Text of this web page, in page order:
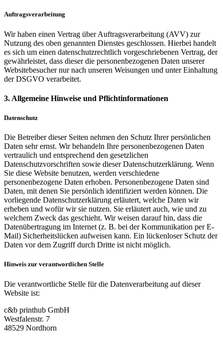
Auftragsverarbeitung
Wir haben einen Vertrag über Auftragsverarbeitung (AVV) zur
Nutzung des oben genannten Dienstes geschlossen. Hierbei handelt
es sich um einen datenschutzrechtlich vorgeschriebenen Vertrag, der
gewährleistet, dass dieser die personenbezogenen Daten unserer
Websitebesucher nur nach unseren Weisungen und unter Einhaltung
der DSGVO verarbeitet.
3. Allgemeine Hinweise und Pflichtinformationen
Datenschutz
Die Betreiber dieser Seiten nehmen den Schutz Ihrer persönlichen
Daten sehr ernst. Wir behandeln Ihre personenbezogenen Daten
vertraulich und entsprechend den gesetzlichen
Datenschutzvorschriften sowie dieser Datenschutzerklärung. Wenn
Sie diese Website benutzen, werden verschiedene
personenbezogene Daten erhoben. Personenbezogene Daten sind
Daten, mit denen Sie persönlich identifiziert werden können. Die
vorliegende Datenschutzerklärung erläutert, welche Daten wir
erheben und wofür wir sie nutzen. Sie erläutert auch, wie und zu
welchem Zweck das geschieht. Wir weisen darauf hin, dass die
Datenübertragung im Internet (z. B. bei der Kommunikation per E-
Mail) Sicherheitslücken aufweisen kann. Ein lückenloser Schutz der
Daten vor dem Zugriff durch Dritte ist nicht möglich.
Hinweis zur verantwortlichen Stelle
Die verantwortliche Stelle für die Datenverarbeitung auf dieser
Website ist:
c&b printhub GmbH
Westfalenstr. 7
48529 Nordhorn